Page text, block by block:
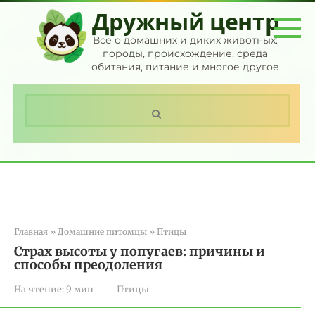
Перейти
контенту
Дружный центр
Все о домашних и диких животных:
породы, происхождение, среда
обитания, питание и многое другое
Главная » Домашние питомцы » Птицы
Страх высоты у попугаев: причины и
способы преодоления
На чтение:9 мин Птицы